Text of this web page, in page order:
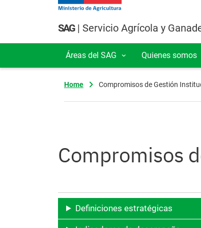
Pasar al contenido principal
SAG| Servicio Agrícola y
Navegación
Áreas del SAG Quienes somos
Home Compromisos de Gestión
Compromisos
Definiciones estratégicas